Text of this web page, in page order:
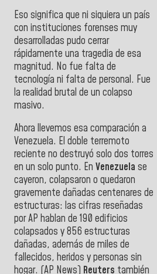
Eso significa que ni siquiera un país
con instituciones forenses muy
desarrolladas pudo cerrar
rápidamente una tragedia de esa
magnitud. No fue falta de
tecnología ni falta de personal. Fue
la realidad brutal de un colapso
masivo.
Ahora llevemos esa comparación a
Venezuela. El doble terremoto
reciente no destruyó solo dos torres
en un solo punto. En Venezuela se
cayeron, colapsaron o quedaron
gravemente dañadas centenares de
estructuras: las cifras reseñadas
por AP hablan de 190 edificios
colapsados y 856 estructuras
dañadas, además de miles de
fallecidos, heridos y personas sin
hogar. (AP News⁠) Reuters también